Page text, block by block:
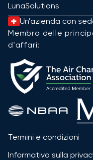
LunaSolutions
Un'azienda con
Membro delle
d'affari:
Termini e condizioni
Informativa sulla